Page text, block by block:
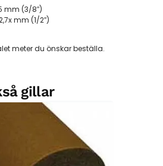
mm (3/8″)
mm (1/2″)
meter du önskar beställa.
gillar